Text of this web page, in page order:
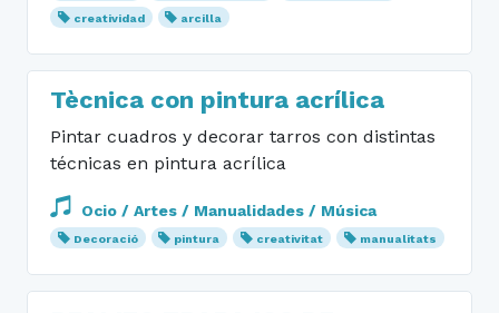
creatividad
arcilla
Tècnica con pintura acrílica
Pintar cuadros y decorar tarros con distintas
técnicas en pintura acrílica
Ocio / Artes / Manualidades / Música
Decoració pintura creativitat manualitats